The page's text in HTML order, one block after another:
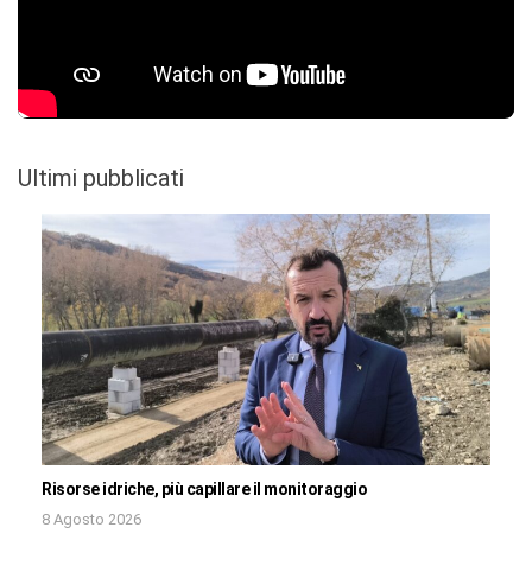
Ultimi pubblicati
Risorse idriche, più capillare il monitoraggio
8 Agosto 2026